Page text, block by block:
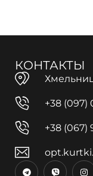
КОНТАКТЫ
+38 (097)
+38 (067)